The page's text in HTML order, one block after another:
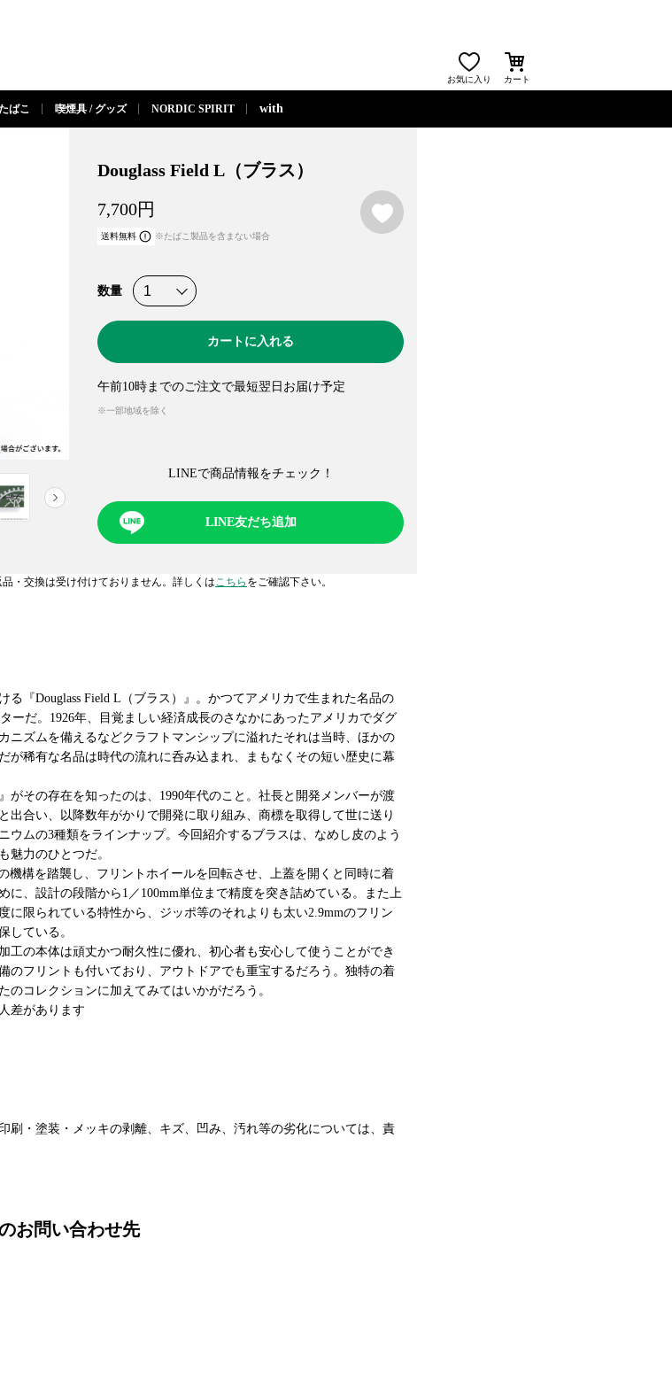
お気に入り カート
ばこ 喫煙具 / グッズ NORDIC SPIRIT with
Douglass Field L（ブラス）
7,700円
送料無料 ※たばこ製品を含まない場合
午前10時までのご注文で最短翌日お届け予定
※一部地域を除く
数量
カートに入れる
LINEで商品情報をチェック！​
LINE友だち追加
・交換は受け付けておりません。詳しくはこちら をご確認下さい。
『Douglass Field L（ブラス）』。かつてアメリカで生まれた名品の
ーだ。1926年、目覚ましい経済成長のさなかにあったアメリカでダグ
ニズムを備えるなどクラフトマンシップに溢れたそれは当時、ほかの
が稀有な名品は時代の流れに呑み込まれ、まもなくその短い歴史に幕
がその存在を知ったのは、1990年代のこと。社長と開発メンバーが渡
出合い、以降数年がかりで開発に取り組み、商標を取得して世に送り
ウムの3種類をラインナップ。今回紹介するブラスは、なめし皮のよう
魅力のひとつだ。
機構を踏襲し、フリントホイールを回転させ、上蓋を開くと同時に着
に、設計の段階から1／100mm単位まで精度を突き詰めている。また上
に限られている特性から、ジッポ等のそれよりも太い2.9mmのフリン
している。
工の本体は頑丈かつ耐久性に優れ、初心者も安心して使うことができ
のフリントも付いており、アウトドアでも重宝するだろう。独特の着
コレクションに加えてみてはいかがだろう。
差があります
刷・塗装・メッキの剥離、キズ、凹み、汚れ等の劣化については、責
お問い合わせ先